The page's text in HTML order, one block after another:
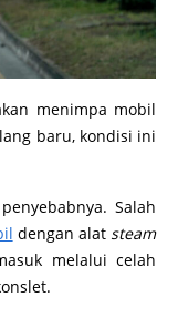
menimpa mobil
baru, kondisi ini
Salah
dengan alat steam
melalui celah